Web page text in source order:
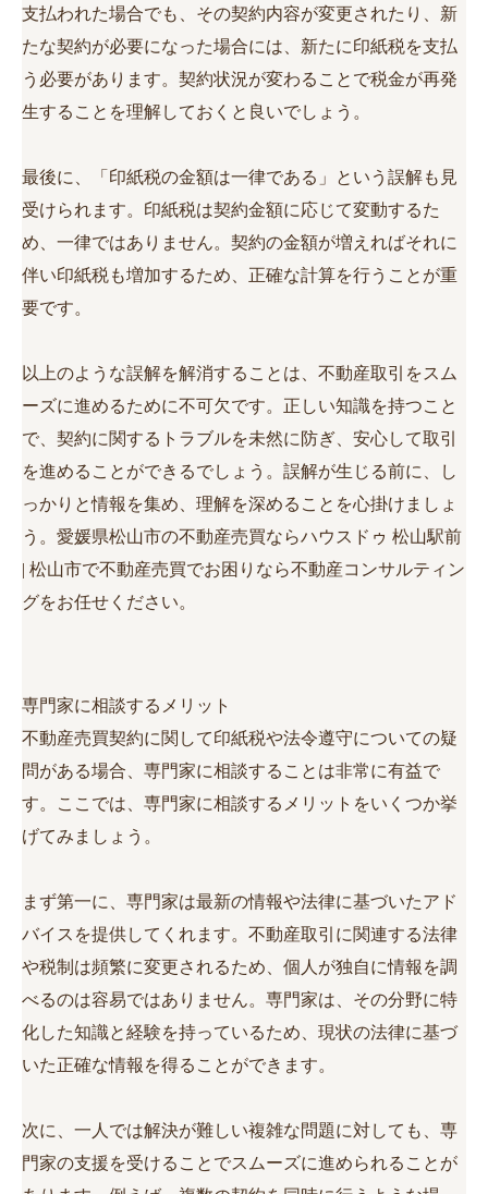
支払われた場合でも、その契約内容が変更されたり、新
たな契約が必要になった場合には、新たに印紙税を支払
う必要があります。契約状況が変わることで税金が再発
生することを理解しておくと良いでしょう。
最後に、「印紙税の金額は一律である」という誤解も見
受けられます。印紙税は契約金額に応じて変動するた
め、一律ではありません。契約の金額が増えればそれに
伴い印紙税も増加するため、正確な計算を行うことが重
要です。
以上のような誤解を解消することは、不動産取引をスム
ーズに進めるために不可欠です。正しい知識を持つこと
で、契約に関するトラブルを未然に防ぎ、安心して取引
を進めることができるでしょう。誤解が生じる前に、し
っかりと情報を集め、理解を深めることを心掛けましょ
う。愛媛県松山市の不動産売買ならハウスドゥ 松山駅前
| 松山市で不動産売買でお困りなら不動産コンサルティン
グをお任せください。
専門家に相談するメリット
不動産売買契約に関して印紙税や法令遵守についての疑
問がある場合、専門家に相談することは非常に有益で
す。ここでは、専門家に相談するメリットをいくつか挙
げてみましょう。
まず第一に、専門家は最新の情報や法律に基づいたアド
バイスを提供してくれます。不動産取引に関連する法律
や税制は頻繁に変更されるため、個人が独自に情報を調
べるのは容易ではありません。専門家は、その分野に特
化した知識と経験を持っているため、現状の法律に基づ
いた正確な情報を得ることができます。
次に、一人では解決が難しい複雑な問題に対しても、専
門家の支援を受けることでスムーズに進められることが